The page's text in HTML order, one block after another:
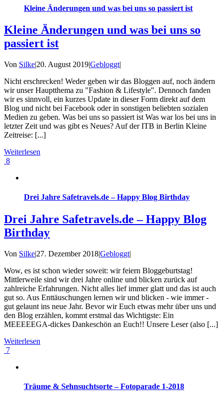
Kleine Änderungen und was bei uns so passiert ist
Kleine Änderungen und was bei uns so
passiert ist
Von Silke|20. August 2019|Gebloggt|
Nicht erschrecken! Weder geben wir das Bloggen auf, noch ändern
wir unser Hauptthema zu "Fashion & Lifestyle". Dennoch fanden
wir es sinnvoll, ein kurzes Update in dieser Form direkt auf dem
Blog und nicht bei Facebook oder in sonstigen beliebten sozialen
Medien zu geben. Was bei uns so passiert ist Was war los bei uns in
letzter Zeit und was gibt es Neues? Auf der ITB in Berlin Kleine
Zeitreise: [...]
Weiterlesen
8
Drei Jahre Safetravels.de – Happy Blog Birthday
Drei Jahre Safetravels.de – Happy Blog
Birthday
Von Silke|27. Dezember 2018|Gebloggt|
Wow, es ist schon wieder soweit: wir feiern Bloggeburtstag!
Mittlerweile sind wir drei Jahre online und blicken zurück auf
zahlreiche Erfahrungen. Nicht alles lief immer glatt und das ist auch
gut so. Aus Enttäuschungen lernen wir und blicken - wie immer -
gut gelaunt ins neue Jahr. Bevor wir Euch etwas mehr über uns und
den Blog erzählen, kommt erstmal das Wichtigste: Ein
MEEEEEGA-dickes Dankeschön an Euch!! Unsere Leser (also [...]
Weiterlesen
7
Träume & Sehnsuchtsorte – Fotoparade 1-2018